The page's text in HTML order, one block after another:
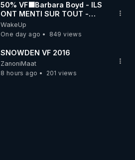
50% VF🟩Barbara Boyd - ILS
ONT MENTI SUR TOUT -
Jocelyne Traduction
WakeUp
One day ago
849 views
SNOWDEN VF 2016
ZanoniMaat
8 hours ago
201 views